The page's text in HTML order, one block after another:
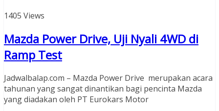
1405 Views
Mazda Power Drive, Uji Nyali 4WD di
Ramp Test
Jadwalbalap.com – Mazda Power Drive merupakan acara
tahunan yang sangat dinantikan bagi pencinta Mazda
yang diadakan oleh PT Eurokars Motor